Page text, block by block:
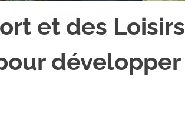
et des Loisirs
développer